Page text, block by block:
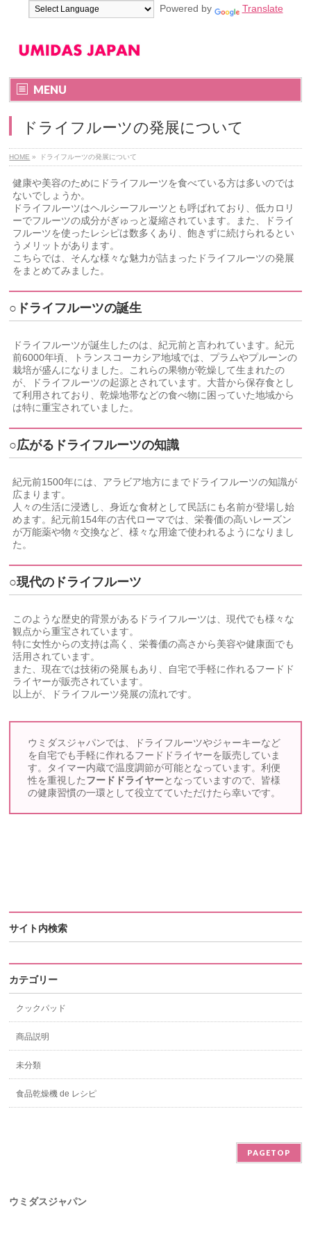
Powered by Translate
MENU
ドライフルーツの発展について
HOME » ドライフルーツの発展について
健康や美容のためにドライフルーツを食べている方は多いのでは
ないでしょうか。
ドライフルーツはヘルシーフルーツとも呼ばれており、低カロリ
ーでフルーツの成分がぎゅっと凝縮されています。また、ドライ
フルーツを使ったレシピは数多くあり、飽きずに続けられるとい
うメリットがあります。
こちらでは、そんな様々な魅力が詰まったドライフルーツの発展
をまとめてみました。
○ドライフルーツの誕生
ドライフルーツが誕生したのは、紀元前と言われています。紀元
前6000年頃、トランスコーカシア地域では、プラムやプルーンの
栽培が盛んになりました。これらの果物が乾燥して生まれたの
が、ドライフルーツの起源とされています。大昔から保存食とし
て利用されており、乾燥地帯などの食べ物に困っていた地域から
は特に重宝されていました。
○広がるドライフルーツの知識
紀元前1500年には、アラビア地方にまでドライフルーツの知識が
広まります。
人々の生活に浸透し、身近な食材として民話にも名前が登場し始
めます。紀元前154年の古代ローマでは、栄養価の高いレーズン
が万能薬や物々交換など、様々な用途で使われるようになりまし
た。
○現代のドライフルーツ
このような歴史的背景があるドライフルーツは、現代でも様々な
観点から重宝されています。
特に女性からの支持は高く、栄養価の高さから美容や健康面でも
活用されています。
また、現在では技術の発展もあり、自宅で手軽に作れるフードド
ライヤーが販売されています。
以上が、ドライフルーツ発展の流れです。
ウミダスジャパンでは、ドライフルーツやジャーキーなど
を自宅でも手軽に作れるフードドライヤーを販売していま
す。タイマー内蔵で温度調節が可能となっています。利便
性を重視したフードドライヤーとなっていますので、皆様
の健康習慣の一環として役立てていただけたら幸いです。
サイト内検索
カテゴリー
クックパッド
商品説明
未分類
食品乾燥機 de レシピ
PAGETOP
ウミダスジャパン